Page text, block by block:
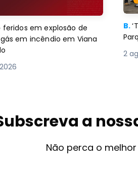
feridos em explosão de
em incêndio em Viana
B.
2
a
Não perca o